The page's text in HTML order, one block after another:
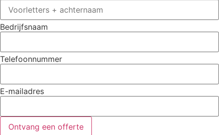
Bedrijfsnaam
Telefoonnummer
E-mailadres
Ontvang een offerte